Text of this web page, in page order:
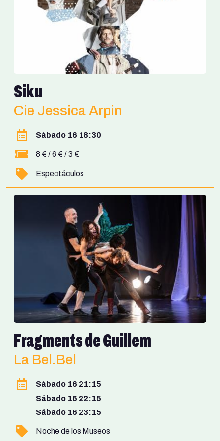
Siku
Cie Jessica Arpin
Sábado 16 18:30
8 € / 6 € / 3 €
Espectáculos
Fragments de Guillem
La Bel.Bel
Sábado 16 21:15
Sábado 16 22:15
Sábado 16 23:15
Noche de los Museos